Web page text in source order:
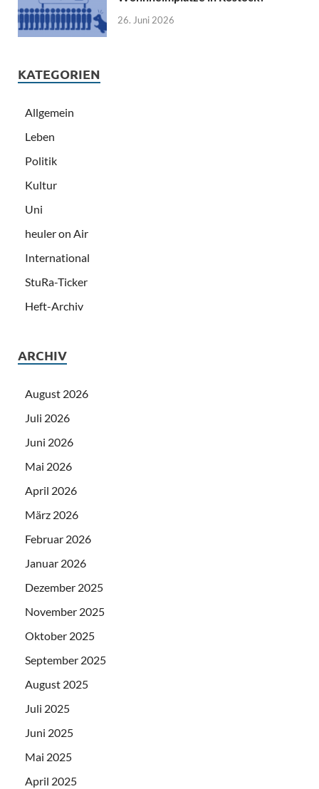
26. Juni 2026
KATEGORIEN
Allgemein
Leben
Politik
Kultur
Uni
heuler on Air
International
StuRa-Ticker
Heft-Archiv
ARCHIV
August 2026
Juli 2026
Juni 2026
Mai 2026
April 2026
März 2026
Februar 2026
Januar 2026
Dezember 2025
November 2025
Oktober 2025
September 2025
August 2025
Juli 2025
Juni 2025
Mai 2025
April 2025